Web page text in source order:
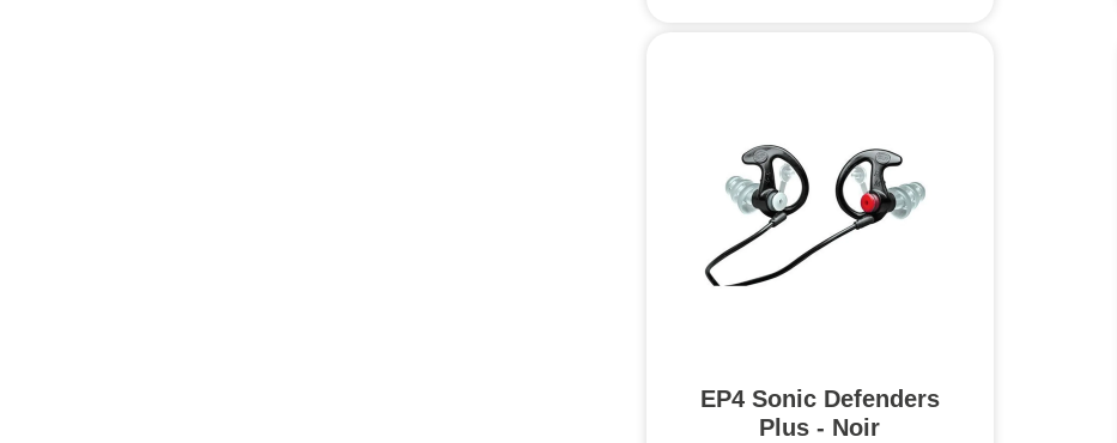
EP4 Sonic Defenders
Plus - Noir